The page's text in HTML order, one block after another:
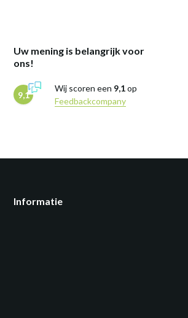
Uw mening is belangrijk voor
ons!
9,1
Wij scoren een 9,1op
Feedbackcompany
Informatie